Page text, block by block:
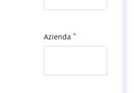
Azienda*